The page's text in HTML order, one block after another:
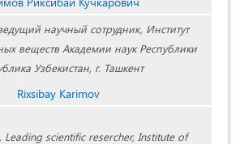
научный сотрудник, Институт
веществ Академии наук Республики
Узбекистан, г. Ташкент
Rixsibay Karimov
Leading scientific resercher, Institute of